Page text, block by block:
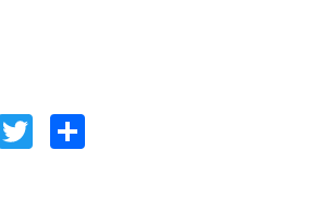
Facebook
Twitter